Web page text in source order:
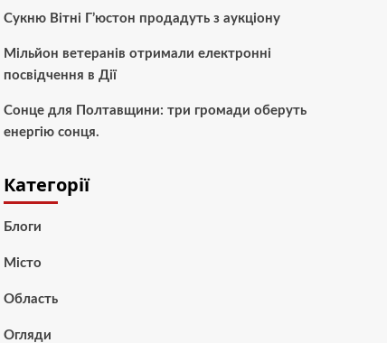
Сукню Вітні Г’юстон продадуть з аукціону
Мільйон ветеранів отримали електронні
посвідчення в Дії
Сонце для Полтавщини: три громади оберуть
енергію сонця.
Категорії
Блоги
Місто
Область
Огляди